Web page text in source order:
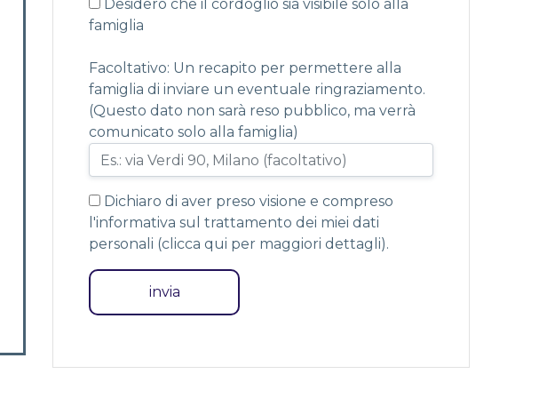
Desidero che il cordoglio sia visibile solo alla
famiglia
Facoltativo: Un recapito per permettere alla
famiglia di inviare un eventuale ringraziamento.
(Questo dato non sarà reso pubblico, ma verrà
comunicato solo alla famiglia)
Dichiaro di aver preso visione e compreso
l'informativa sul trattamento dei miei dati
personali (clicca qui per maggiori dettagli).